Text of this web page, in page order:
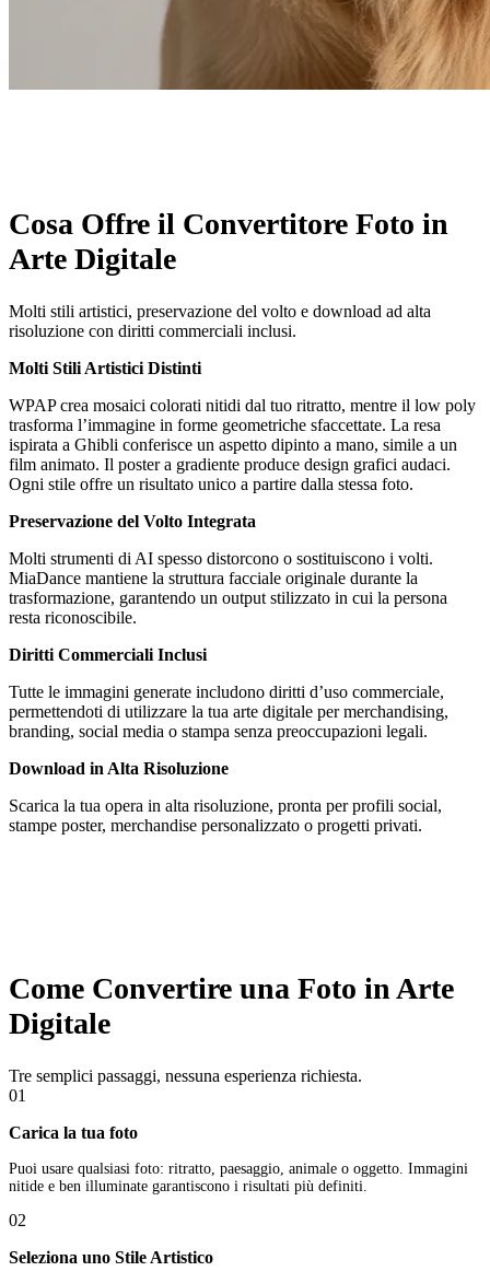
Cosa Offre il Convertitore Foto in
Arte Digitale
Molti stili artistici, preservazione del volto e download ad alta
risoluzione con diritti commerciali inclusi.
Molti Stili Artistici Distinti
WPAP crea mosaici colorati nitidi dal tuo ritratto, mentre il low poly
trasforma l’immagine in forme geometriche sfaccettate. La resa
ispirata a Ghibli conferisce un aspetto dipinto a mano, simile a un
film animato. Il poster a gradiente produce design grafici audaci.
Ogni stile offre un risultato unico a partire dalla stessa foto.
Preservazione del Volto Integrata
Molti strumenti di AI spesso distorcono o sostituiscono i volti.
MiaDance mantiene la struttura facciale originale durante la
trasformazione, garantendo un output stilizzato in cui la persona
resta riconoscibile.
Diritti Commerciali Inclusi
Tutte le immagini generate includono diritti d’uso commerciale,
permettendoti di utilizzare la tua arte digitale per merchandising,
branding, social media o stampa senza preoccupazioni legali.
Download in Alta Risoluzione
Scarica la tua opera in alta risoluzione, pronta per profili social,
stampe poster, merchandise personalizzato o progetti privati.
Come Convertire una Foto in Arte
Digitale
Tre semplici passaggi, nessuna esperienza richiesta.
01
Carica la tua foto
Puoi usare qualsiasi foto: ritratto, paesaggio, animale o oggetto. Immagini
nitide e ben illuminate garantiscono i risultati più definiti.
02
Seleziona uno Stile Artistico